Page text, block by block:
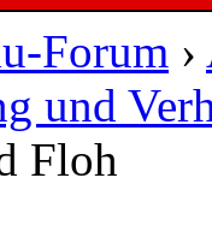
Forum ›
und
Floh